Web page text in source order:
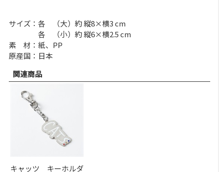
サイズ：各 （大）約 縦8×横3 cm
各 （小）約 縦6×横2.5 cm
素 材：紙、PP
原産国：日本
関連商品
キャッツ キーホルダ